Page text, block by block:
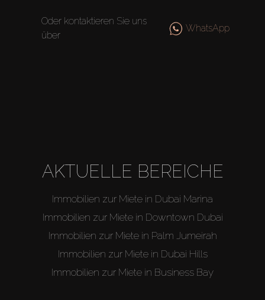
Off-PlanOder kontaktieren Sie uns
über
WhatsApp
AKTUELLE BEREICHE
Immobilien zur Miete in Dubai Marina
Immobilien zur Miete in Downtown Dubai
Immobilien zur Miete in Palm Jumeirah
Immobilien zur Miete in Dubai Hills
Immobilien zur Miete in Business Bay